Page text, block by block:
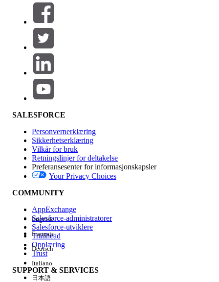
Filtre (0)
VELG FILTRE
Produktområde
Funksjonsinnvirkning
Utgave
Erfaring
SALESFORCE
Personvernerklæring
Sikkerhetserklæring
Vilkår for bruk
Retningslinjer for deltakelse
Preferansesenter for informasjonskapsler
Your Privacy Choices
COMMUNITY
AppExchange
Salesforce-administratorer
Salesforce-utviklere
Trailhead
Opplæring
Trust
SUPPORT & SERVICES
Engelsk
Français
Deutsch
Italiano
日本語